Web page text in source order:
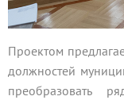
Проектом
должностей
преобразовать